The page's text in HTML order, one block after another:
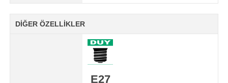
DİĞER ÖZELLİKLER
E27